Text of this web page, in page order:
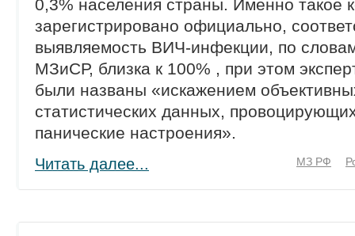
0,3% населения страны. Именно такое
зарегистрировано официально,
выявляемость ВИЧ-инфекции, по
МЗиСР, близка к 100% , при этом
были названы «искажением
статистических данных,
панические настроения».
Читать далее... МЗ РФ